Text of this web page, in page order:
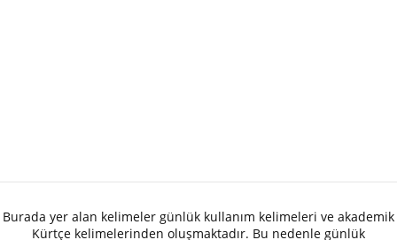
Burada yer alan kelimeler günlük kullanım kelimeleri ve akademik
Kürtçe kelimelerinden oluşmaktadır. Bu nedenle günlük